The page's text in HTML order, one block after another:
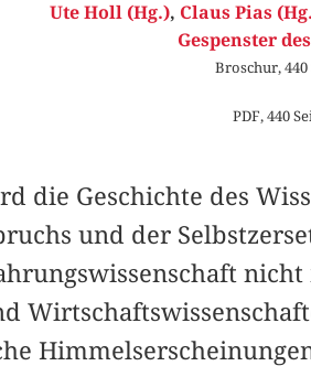
Ute Holl (Hg.), Claus Pias
Gespenster
Broschur, 440
PDF, 440
die Geschichte des
und der